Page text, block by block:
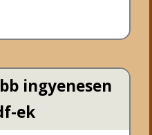
ingyenesen
ek